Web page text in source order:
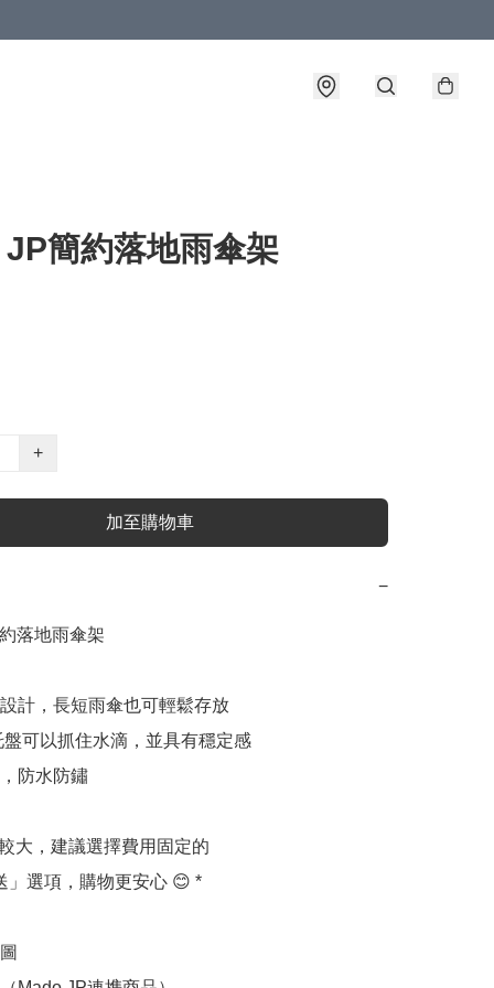
簡約落地雨傘架
+
加至購物車
−
落地雨傘架
計，長短雨傘也可輕鬆存放
防水防鏽